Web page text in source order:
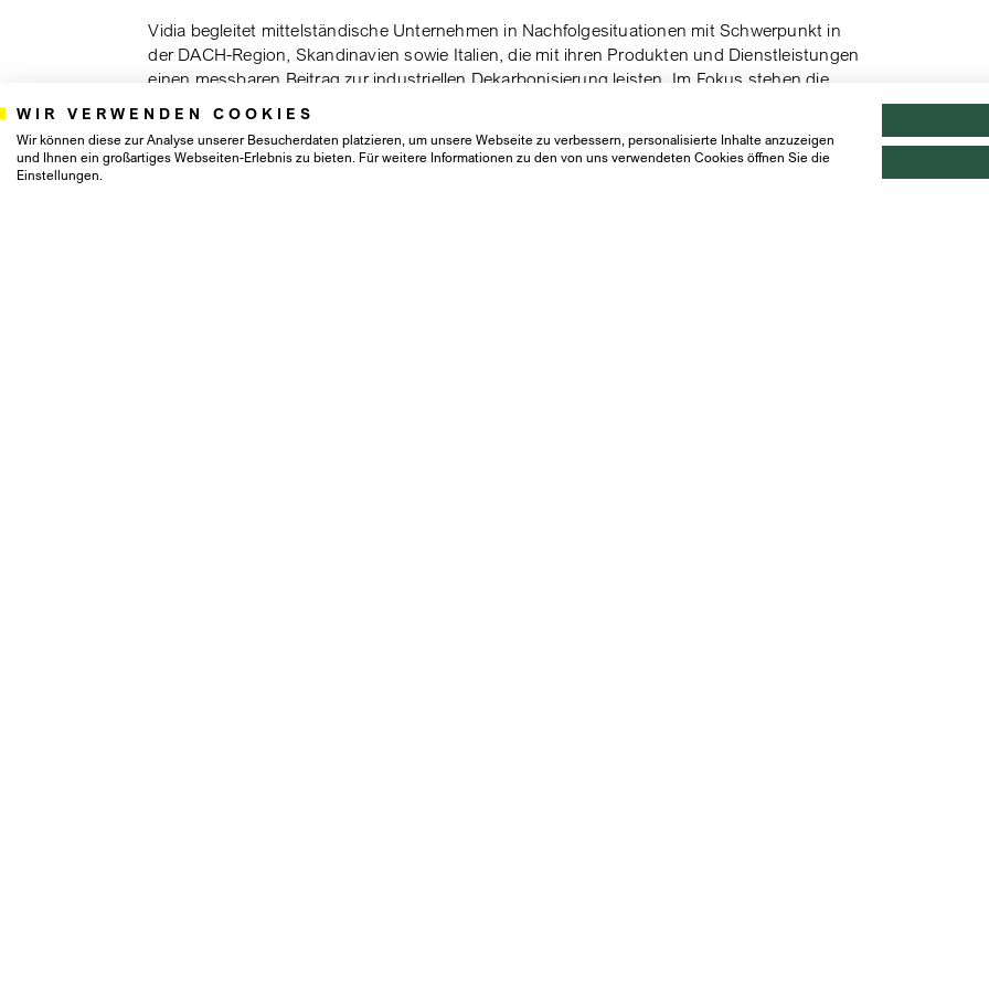
Vidia begleitet mittelständische Unternehmen in Nachfolgesituationen mit Schwerpunkt in
der DACH-Region, Skandinavien sowie Italien, die mit ihren Produkten und Dienstleistungen
einen messbaren Beitrag zur industriellen Dekarbonisierung leisten. Im Fokus stehen die
drei Investitionsthemen Elektrifizierung, Kreislaufwirtschaft und Industriematerialien. Als
etablierte Geschäftsmodelle in zukunftsfähige, klimafreundliche Vorreiter ihrer Branche.
WIR VERWENDEN COOKIES
Wir können diese zur Analyse unserer Besucherdaten platzieren, um unsere Webseite zu verbessern, personalisierte Inhalte anzuzeigen
und Ihnen ein großartiges Webseiten-Erlebnis zu bieten. Für weitere Informationen zu den von uns verwendeten Cookies öffnen Sie die
Einstellungen.